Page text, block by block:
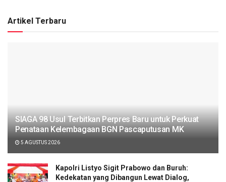
Artikel Terbaru
SIAGA 98 Usul Terbitkan Perpres Baru untuk Perkuat
Penataan Kelembagaan BGN Pascaputusan MK
5 AGUSTUS 2026
Kapolri Listyo Sigit Prabowo dan Buruh:
Kedekatan yang Dibangun Lewat Dialog,